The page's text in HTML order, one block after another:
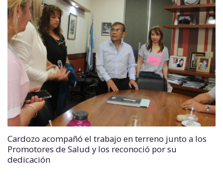
Cardozo acompañó el trabajo en terreno junto a los
Promotores de Salud y los reconoció por su
dedicación